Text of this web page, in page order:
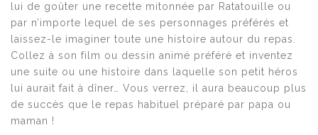
lui de goûter une recette mitonnée par Ratatouille ou
par n’importe lequel de ses personnages préférés et
laissez-le imaginer toute une histoire autour du repas.
Collez à son film ou dessin animé préféré et inventez
une suite ou une histoire dans laquelle son petit héros
lui aurait fait à dîner… Vous verrez, il aura beaucoup plus
de succès que le repas habituel préparé par papa ou
maman !